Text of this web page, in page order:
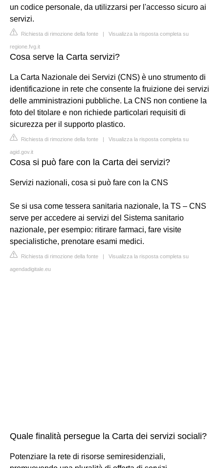
un codice personale, da utilizzarsi per l'accesso sicuro ai
servizi.
Richiesta di rimozione della fonte | Visualizza la risposta completa su
regione.fvg.it
Cosa serve la Carta servizi?
La Carta Nazionale dei Servizi (CNS) è uno strumento di
identificazione in rete che consente la fruizione dei servizi
delle amministrazioni pubbliche. La CNS non contiene la
foto del titolare e non richiede particolari requisiti di
sicurezza per il supporto plastico.
Richiesta di rimozione della fonte | Visualizza la risposta completa su
agid.gov.it
Cosa si può fare con la Carta dei servizi?
Servizi nazionali, cosa si può fare con la CNS
Se si usa come tessera sanitaria nazionale, la TS – CNS
serve per accedere ai servizi del Sistema sanitario
nazionale, per esempio: ritirare farmaci, fare visite
specialistiche, prenotare esami medici.
Richiesta di rimozione della fonte | Visualizza la risposta completa su
agendadigitale.eu
Quale finalità persegue la Carta dei servizi sociali?
Potenziare la rete di risorse semiresidenziali,